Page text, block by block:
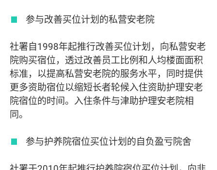
参与改善买位计划的私营安老院
社署自1998年起推行改善买位计划，向私营安老
院购买宿位，透过改善员工比例和人均楼面面积
标准，以提高私营安老院的服务水平，同时提供
更多资助宿位以缩短长者轮候入住资助护理安老
院宿位的时间。入住条件与津助护理安老院相
同。
参与护养院宿位买位计划的自负盈亏院舍